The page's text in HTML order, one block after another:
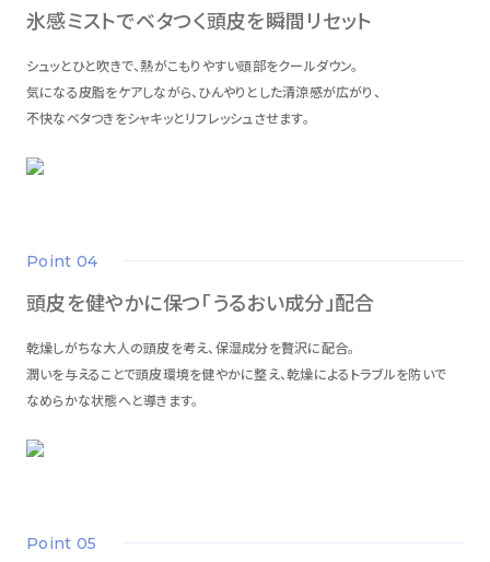
氷感ミストでベタつく頭皮を瞬間リセット
シュッとひと吹きで、熱がこもりやすい頭部をクールダウン。
気になる皮脂をケアしながら、ひんやりとした清涼感が広がり、
不快なベタつきをシャキッとリフレッシュさせます。
point 04
頭皮を健やかに保つ「うるおい成分」配合
乾燥しがちな大人の頭皮を考え、保湿成分を贅沢に配合。
潤いを与えることで頭皮環境を健やかに整え、乾燥によるトラブルを防いで
なめらかな状態へと導きます。
point 05